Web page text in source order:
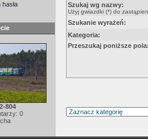
hasła
804
0
Szukaj wg nazwy:
Użyj gwiazdki (*) do
Szukanie wyrażeń:
Kategoria:
Przeszukaj poniższe